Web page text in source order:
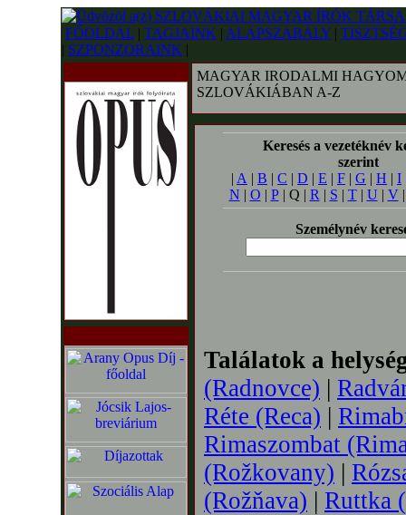
FŐOLDAL | TAGJAINK | ALAPSZABÁLY |
| SZPONZORAINK |
MAGYAR IRODALMI
SZLOVÁKIÁBAN A-Z
Keresés a vezetéknév
szerint
| A | B | C | D | E | F | G | H | I
N | O | P| Q | R | S | T| U | V
Személynév
Találatok a
(Radnovce) |
Réte (Reca) |
Rimaszombat
(Rožkovany) |
(Rožňava) | Ruttka